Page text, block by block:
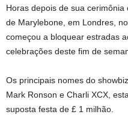
Horas depois de sua
de Marylebone, em Londres,
começou a bloquear estradas
celebrações deste fim de
Os principais nomes do
Mark Ronson e Charli XCX,
suposta festa de £ 1 milhão.